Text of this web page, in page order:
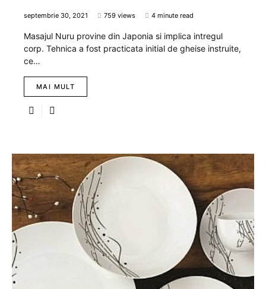
septembrie 30, 2021 759 views 4 minute read
Masajul Nuru provine din Japonia si implica intregul
corp. Tehnica a fost practicata initial de gheise instruite,
ce…
MAI MULT